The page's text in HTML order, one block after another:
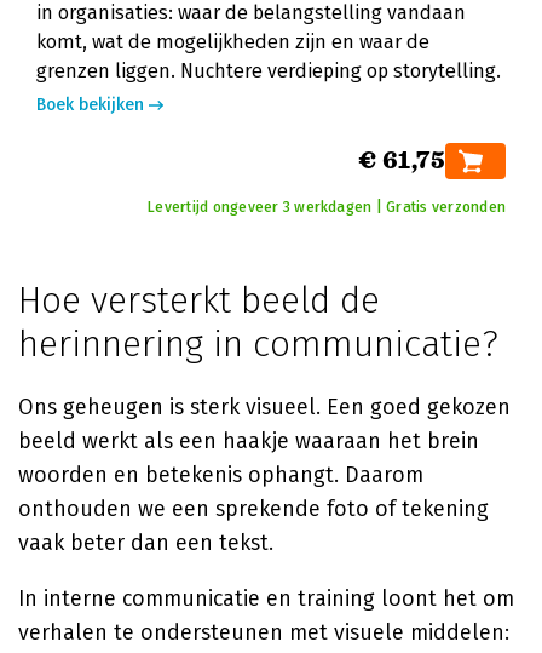
in organisaties: waar de belangstelling vandaan
komt, wat de mogelijkheden zijn en waar de
grenzen liggen. Nuchtere verdieping op storytelling.
Boek bekijken
€ 61,75
Levertijd ongeveer 3 werkdagen | Gratis verzonden
Hoe versterkt beeld de
herinnering in communicatie?
Ons geheugen is sterk visueel. Een goed gekozen
beeld werkt als een haakje waaraan het brein
woorden en betekenis ophangt. Daarom
onthouden we een sprekende foto of tekening
vaak beter dan een tekst.
In interne communicatie en training loont het om
verhalen te ondersteunen met visuele middelen: